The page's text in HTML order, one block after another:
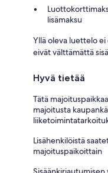
lisämaksu
Yllä oleva luettelo
eivät välttämättä
Hyvä tietää
Tätä
majoitusta
Lisähenkilöistä
majoituspaikoittain